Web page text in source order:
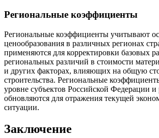
Региональные коэффициенты
Региональные коэффициенты учитывают
ценообразования в различных регионах
применяются для корректировки базовых
региональных различий в стоимости
и других факторах, влияющих на общую
строительства. Региональные
уровне субъектов Российской Федерации и
обновляются для отражения текущей
ситуации.
Заключение